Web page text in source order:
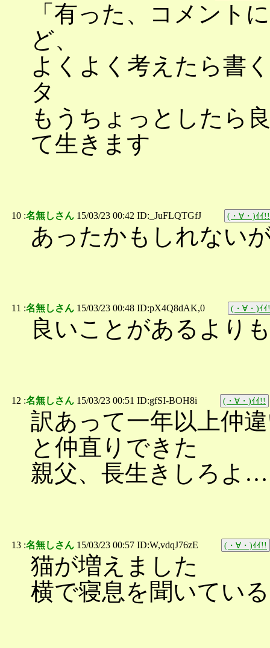
「有った、コメント
ど、
よくよく考えたら書
タ
もうちょっとしたら
て生きます
10 :名無しさん 15/03/23 00:42 ID:_JuFLQTGfJ (・∀・)ｲｲ!!
あったかもしれない
11 :名無しさん 15/03/23 00:48 ID:pX4Q8dAK,0 (・∀・)ｲ
良いことがあるより
12 :名無しさん 15/03/23 00:51 ID:gfSI-BOH8i (・∀・)ｲｲ!!
訳あって一年以上仲
と仲直りできた
親父、長生きしろよ…
13 :名無しさん 15/03/23 00:57 ID:W,vdqJ76zE (・∀・)ｲｲ!!
猫が増えました
横で寝息を聞いてい